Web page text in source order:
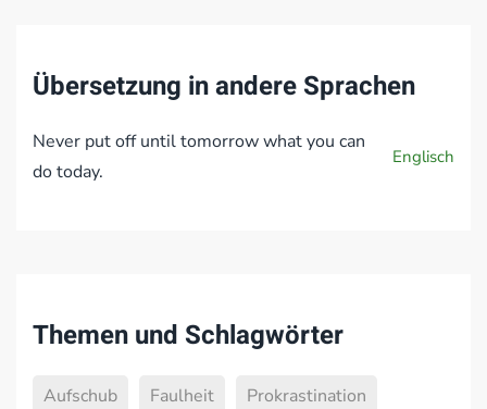
Übersetzung in andere Sprachen
Never put off until tomorrow what you can
do today.
Englisch
Themen und Schlagwörter
Aufschub Faulheit
Prokrastination